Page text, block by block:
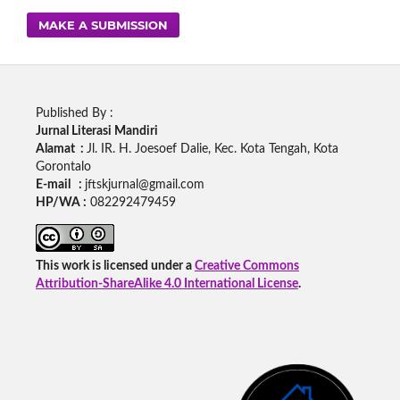
MAKE A SUBMISSION
Published By :
Jurnal Literasi Mandiri
Alamat : Jl. IR. H. Joesoef Dalie, Kec. Kota Tengah, Kota
Gorontalo
E-mail : jftskjurnal@gmail.com
HP/WA : 082292479459
This work is licensed under a Creative Commons
Attribution-ShareAlike 4.0 International License.